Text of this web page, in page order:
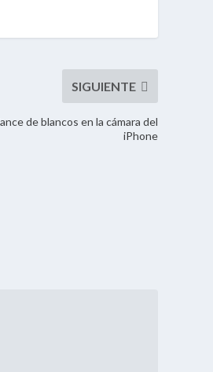
de blancos en la cámara del
iPhone